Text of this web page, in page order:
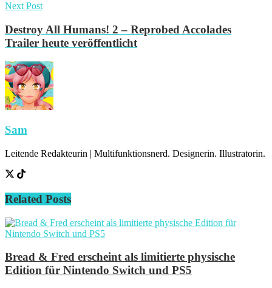
Next Post
Destroy All Humans! 2 – Reprobed Accolades
Trailer heute veröffentlicht
Sam
Leitende Redakteurin | Multifunktionsnerd. Designerin. Illustratorin.
Related Posts
Bread & Fred erscheint als limitierte physische
Edition für Nintendo Switch und PS5